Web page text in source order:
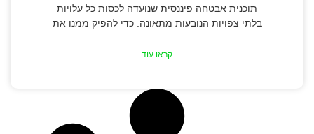
תוכנית אבטחה פיננסית שנועדה לכסות כל עלויות
בלתי צפויות הנובעות מתאונה. כדי להפיק ממנו את
קראו עוד